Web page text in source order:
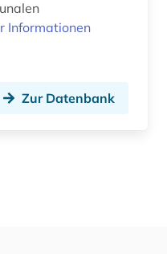
Informationen
Zur Datenbank